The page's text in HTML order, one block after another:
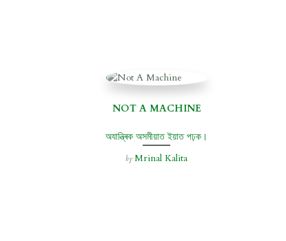
NOT A MACHINE
অযান্ত্ৰিক অসমীয়াত ইয়াত পঢ়ক।
byMrinal Kalita